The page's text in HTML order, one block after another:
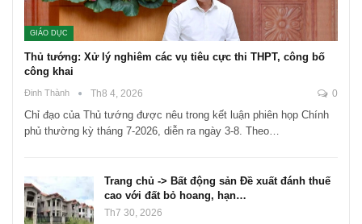
GIÁO DỤC
Thủ tướng: Xử lý nghiêm các vụ tiêu cực thi THPT, công bố
công khai
Đinh Thành Th8 4, 2026 0
Chỉ đạo của Thủ tướng được nêu trong kết luận phiên họp Chính
phủ thường kỳ tháng 7-2026, diễn ra ngày 3-8. Theo…
Trang chủ -> Bất động sản Đề xuất đánh thuế
cao với đất bỏ hoang, hạn…
Th7 30, 2026